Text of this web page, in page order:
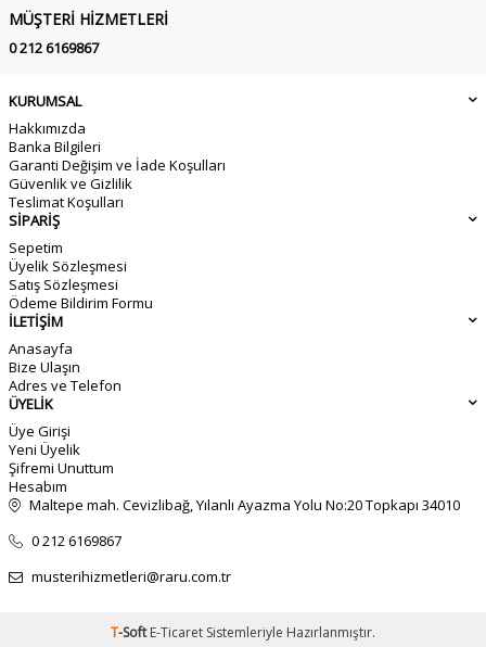
MÜŞTERI HIZMETLERI
0 212 6169867
KURUMSAL
Hakkımızda
Banka Bilgileri
Garanti Değişim ve İade Koşulları
Güvenlik ve Gizlilik
Teslimat Koşulları
SİPARİŞ
Sepetim
Üyelik Sözleşmesi
Satış Sözleşmesi
Ödeme Bildirim Formu
İLETİŞİM
Anasayfa
Bize Ulaşın
Adres ve Telefon
ÜYELİK
Üye Girişi
Yeni Üyelik
Şifremi Unuttum
Hesabım
Maltepe mah. Cevizlibağ, Yılanlı Ayazma Yolu No:20 Topkapı 34010
0 212 6169867
musterihizmetleri@raru.com.tr
T-SoftE-Ticaret Sistemleriyle Hazırlanmıştır.